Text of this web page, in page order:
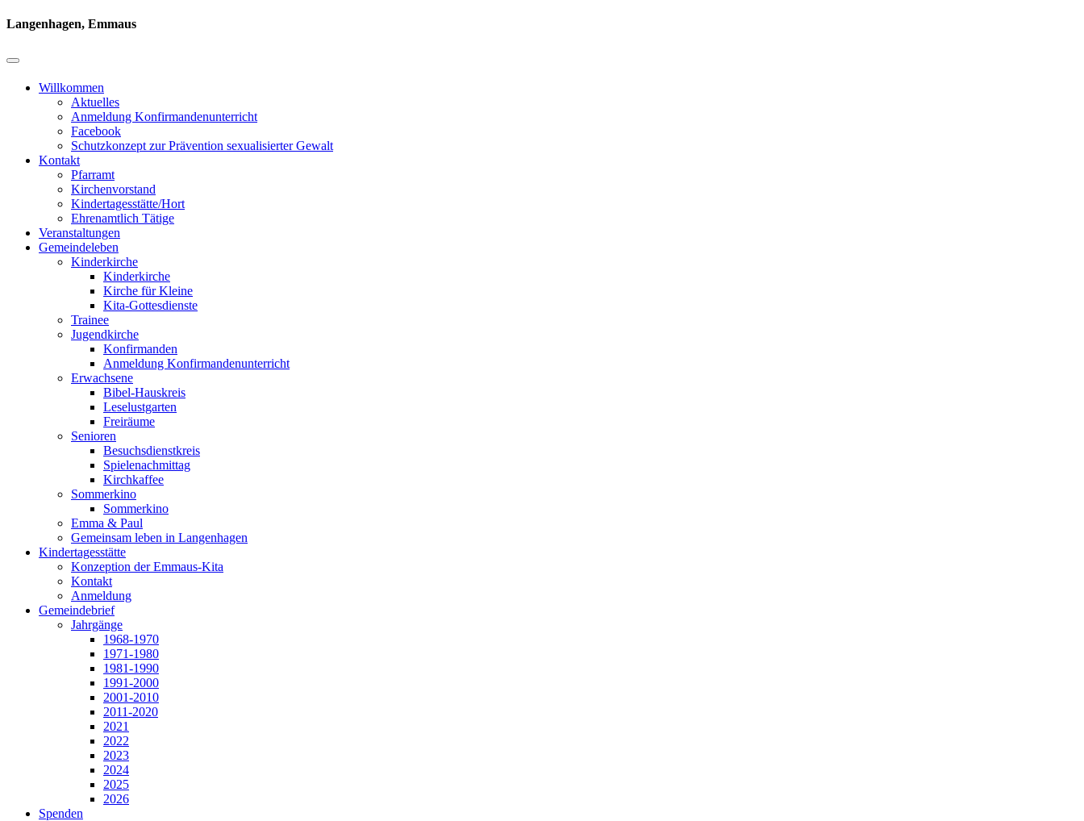
Langenhagen, Emmaus
Willkommen
Aktuelles
Anmeldung Konfirmandenunterricht
Facebook
Schutzkonzept zur Prävention sexualisierter Gewalt
Kontakt
Pfarramt
Kirchenvorstand
Kindertagesstätte/Hort
Ehrenamtlich Tätige
Veranstaltungen
Gemeindeleben
Kinderkirche
Kinderkirche
Kirche für Kleine
Kita-Gottesdienste
Trainee
Jugendkirche
Konfirmanden
Anmeldung Konfirmandenunterricht
Erwachsene
Bibel-Hauskreis
Leselustgarten
Freiräume
Senioren
Besuchsdienstkreis
Spielenachmittag
Kirchkaffee
Sommerkino
Sommerkino
Emma & Paul
Gemeinsam leben in Langenhagen
Kindertagesstätte
Konzeption der Emmaus-Kita
Kontakt
Anmeldung
Gemeindebrief
Jahrgänge
1968-1970
1971-1980
1981-1990
1991-2000
2001-2010
2011-2020
2021
2022
2023
2024
2025
2026
Spenden